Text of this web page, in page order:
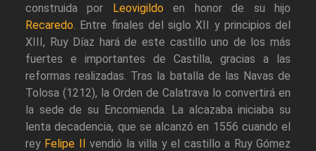
construida por Leovigildo en honor de su hijo
Recaredo . Entre finales del siglo XII y principios del
XIII, Ruy Díaz hará de este castillo uno de los más
fuertes e importantes de Castilla, gracias a las
reformas realizadas. Tras la batalla de las Navas de
Tolosa (1212), la Orden de Calatrava lo convertirá en
la sede de su Encomienda. La alcazaba iniciaba su
lenta decadencia, que se alcanzó en 1556 cuando el
rey Felipe II vendió la villa y el castillo a Ruy Gómez